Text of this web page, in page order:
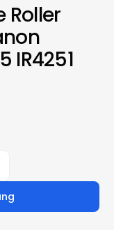
Roller
IR4251